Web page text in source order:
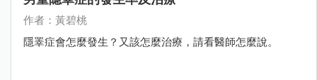
作者：黃碧桃
隱睪症會怎麼發生？又該怎麼治療，請看醫師怎麼說。